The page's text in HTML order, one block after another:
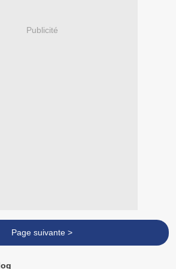
Publicité
Page suivante >